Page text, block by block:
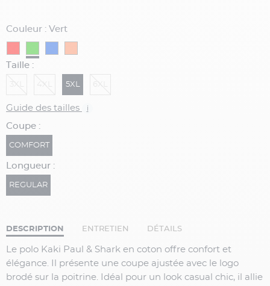
Couleur : Vert
Taille :
5XL
Guide des tailles i
Coupe :
COMFORT
Longueur :
REGULAR
DESCRIPTION ENTRETIEN DÉTAILS
Le polo Kaki Paul & Shark en coton offre confort et
élégance. Il présente une coupe ajustée avec le logo
brodé sur la poitrine. Idéal pour un look casual chic, il allie